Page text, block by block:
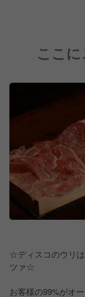
今では東京・横浜
プトメイク」。
毎日異なる食材を
「他の店では体験
その斬新さが評判
は予約で埋まる超
＼「食のプロ」×
本当に良い美味し
技術を学びながら
そしてマーケティ
「ゆくゆくは独立
ています！
☆仕事も休みも一
夏休みや年末年始
休みの日にはスタ
スノボに行ったり
仕事も遊びも一生
☆熱意のある方な
スタッフの中には
た経験豊富な料理
ソムリエ資格を持
未経験の方は一か
慣れていってもら
キャリアアップを
ここ
☆ディスコのウリ
ツァ☆
お客様の99%がオ